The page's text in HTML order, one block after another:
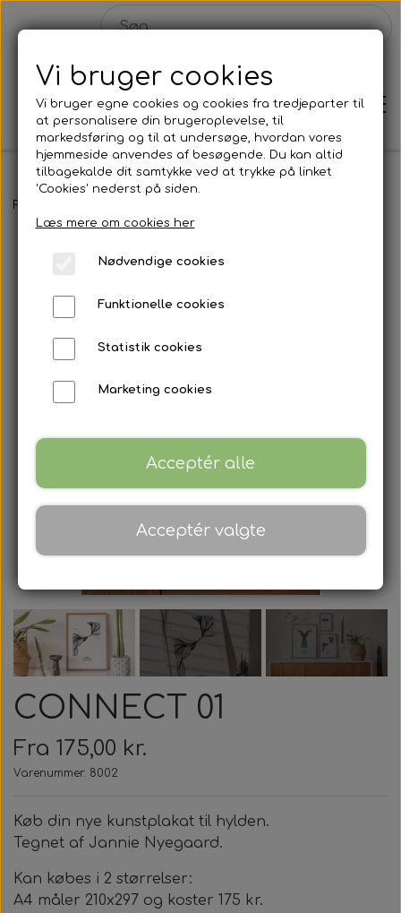
Shop
Malerier
Plakater
Blog
Om
Forside
CONNECT 01
Fra 175,00 kr.
Varenummer: 8002
Køb din nye kunstplakat til hylden.
Tegnet af Jannie Nyegaard.
Kan købes i 2 størrelser:
A4 måler 210x297 og koster 175 kr.
Vi bruger cookies
Vi bruger egne cookies og cookies fra tredjeparter til
at personalisere din brugeroplevelse, til
markedsføring og til at undersøge, hvordan vores
hjemmeside anvendes af besøgende. Du kan altid
tilbagekalde dit samtykke ved at trykke på linket
'Cookies' nederst på siden.
Læs mere om cookies her
Nødvendige cookies
Funktionelle cookies
Statistik cookies
Marketing cookies
Acceptér alle
Acceptér valgte